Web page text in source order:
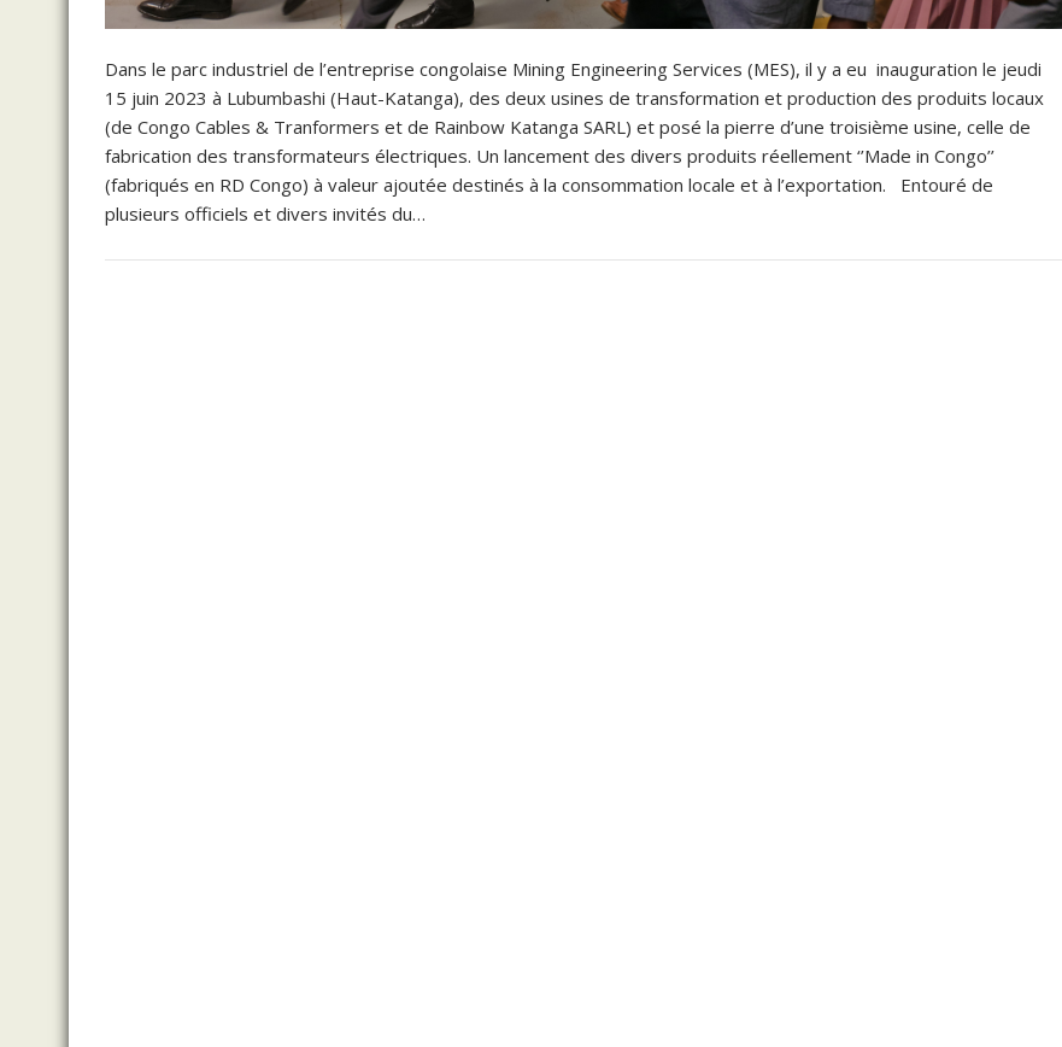
Dans le parc industriel de l’entreprise congolaise Mining Engineering Services (MES), il y a eu inauguration le jeudi
15 juin 2023 à Lubumbashi (Haut-Katanga), des deux usines de transformation et production des produits locaux
(de Congo Cables & Tranformers et de Rainbow Katanga SARL) et posé la pierre d’une troisième usine, celle de
fabrication des transformateurs électriques. Un lancement des divers produits réellement ‘’Made in Congo’’
(fabriqués en RD Congo) à valeur ajoutée destinés à la consommation locale et à l’exportation. Entouré de
plusieurs officiels et divers invités du…